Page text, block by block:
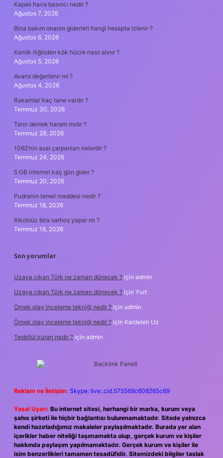
Kapalı hava basıncı nedir ?
Ağustos 7, 2026
Bina bakım onarım giderleri hangi hesapta izlenir ?
Ağustos 6, 2026
Kemik iliğinden kök hücre nasıl alınır ?
Ağustos 5, 2026
Avans değerlenir mi ?
Ağustos 4, 2026
Rakamlar kaç tane vardır ?
Temmuz 30, 2026
Tanrı demek haram mıdır ?
Temmuz 28, 2026
1092’nin asal çarpanları nelerdir ?
Temmuz 24, 2026
5 GB internet kaç gün gider ?
Temmuz 20, 2026
Pudranın temel maddesi nedir ?
Temmuz 18, 2026
Alkolsüz bira sarhoş yapar mı ?
Temmuz 16, 2026
Son yorumlar
Uzaya çıkan Türk ne zaman dönecek ? için admin
Uzaya çıkan Türk ne zaman dönecek ? için Yurt
Örnek olay inceleme tekniği nedir ? için admin
Örnek olay inceleme tekniği nedir ? için Kardelen Uz
Tesbitül kuran nedir ? için admin
Reklam ve İletişim: Skype: live:.cid.575569c608265c69
Yasal Uyarı: Bu internet sitesi, herhangi bir marka, kurum veya
şahıs şirketi ile hiçbir bağlantısı bulunmamaktadır. Sitede yalnızca
kendi hazırladığımız makaleler paylaşılmaktadır. Burada yer alan
içerikler haber niteliği taşımamakta olup, gerçek kurum ve kişiler
hakkında paylaşım yapılmamaktadır. Gerçek kurum ve kişiler ile
isim benzerlikleri tamamen tesadüfidir. Sitemizdeki bilgiler taslak